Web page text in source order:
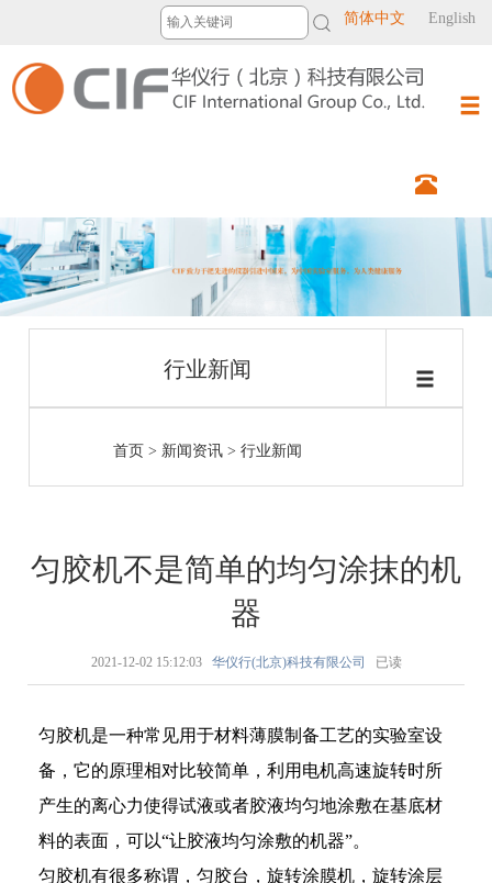
简体中文 English
行业新闻
首页 > 新闻资讯 > 行业新闻
匀胶机不是简单的均匀涂抹的机
器
2021-12-02 15:12:03 华仪行(北京)科技有限公司 已读
匀胶机是一种常见用于材料薄膜制备工艺的实验室设
备，它的原理相对比较简单，利用电机高速旋转时所
产生的离心力使得试液或者胶液均匀地涂敷在基底材
料的表面，可以“让胶液均匀涂敷的机器”。
匀胶机有很多称谓，匀胶台，旋转涂膜机，旋转涂层